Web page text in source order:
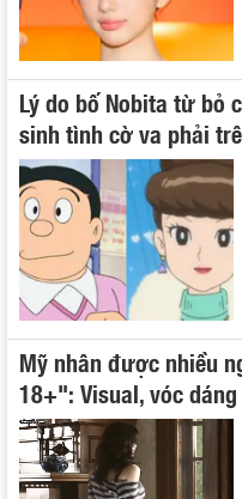
Lý do bố Nobita từ bỏ
sinh tình cờ va phải
Mỹ nhân được nhiều
18+": Visual, vóc